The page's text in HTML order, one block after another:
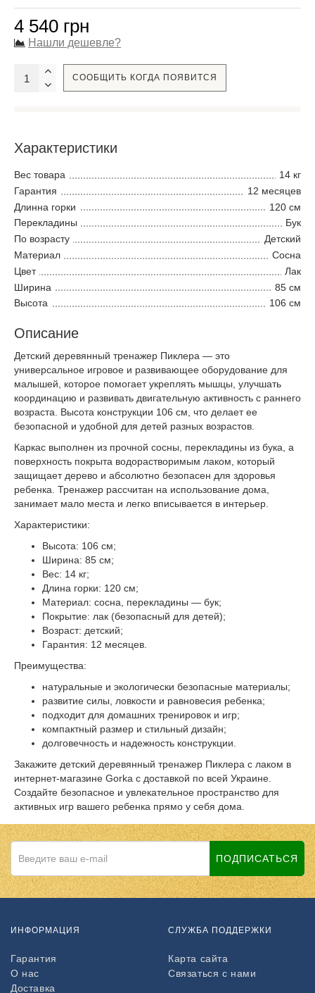
4 540 грн
Нашли дешевле?
СООБЩИТЬ КОГДА ПОЯВИТСЯ
Характеристики
Вес товара
14 кг
Гарантия
12 месяцев
Длинна горки
120 см
Перекладины
Бук
По возрасту
Детский
Материал
Сосна
Цвет
Лак
Ширина
85 см
Высота
106 см
Описание
Детский деревянный тренажер Пиклера — это
универсальное игровое и развивающее оборудование для
малышей, которое помогает укреплять мышцы, улучшать
координацию и развивать двигательную активность с раннего
возраста. Высота конструкции 106 см , что делает ее
безопасной и удобной для детей разных возрастов.
Каркас выполнен из прочной сосны , перекладины из бука , а
поверхность покрыта водорастворимым лаком , который
защищает дерево и абсолютно безопасен для здоровья
ребенка. Тренажер рассчитан на использование дома,
занимает мало места и легко вписывается в интерьер.
Характеристики:
Высота: 106 см;
Ширина: 85 см;
Вес: 14 кг;
Длина горки: 120 см;
Материал: сосна, перекладины — бук;
Покрытие: лак (безопасный для детей);
Возраст: детский;
Гарантия: 12 месяцев.
Преимущества:
натуральные и экологически безопасные материалы;
развитие силы, ловкости и равновесия ребенка;
подходит для домашних тренировок и игр;
компактный размер и стильный дизайн;
долговечность и надежность конструкции.
Закажите детский деревянный тренажер Пиклера с лаком в
интернет-магазине Gorka с доставкой по всей Украине.
Создайте безопасное и увлекательное пространство для
активных игр вашего ребенка прямо у себя дома.
ПОДПИСАТЬСЯ
ИНФОРМАЦИЯ
Гарантия
О нас
Доставка
СЛУЖБА ПОДДЕРЖКИ
Карта сайта
Связаться с нами